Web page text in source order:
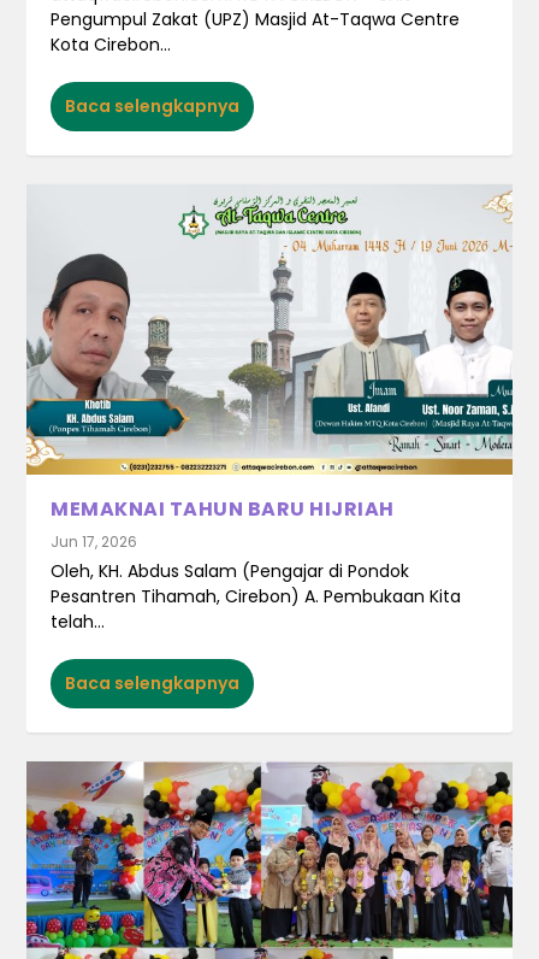
Pengumpul Zakat (UPZ) Masjid At-Taqwa Centre
Kota Cirebon...
Baca selengkapnya
MEMAKNAI TAHUN BARU HIJRIAH
Jun 17, 2026
Oleh, KH. Abdus Salam (Pengajar di Pondok
Pesantren Tihamah, Cirebon) A. Pembukaan Kita
telah...
Baca selengkapnya